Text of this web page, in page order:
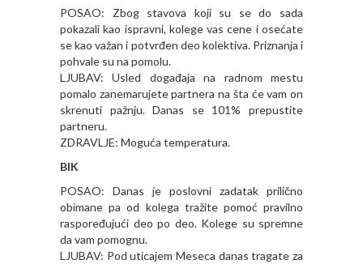
POSAO: Zbog stavova koji su se do sada
pokazali kao ispravni, kolege vas cene i osećate
se kao važan i potvrđen deo kolektiva. Priznanja i
pohvale su na pomolu.
LJUBAV: Usled događaja na radnom mestu
pomalo zanemarujete partnera na šta će vam on
skrenuti pažnju. Danas se 101% prepustite
partneru.
ZDRAVLJE: Moguća temperatura.
BIK
POSAO: Danas je poslovni zadatak prilično
obimane pa od kolega tražite pomoć pravilno
raspoređujući deo po deo. Kolege su spremne
da vam pomognu.
LJUBAV: Pod uticajem Meseca danas tragate za